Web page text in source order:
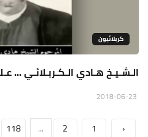
كربلائيون
الـشـيـخ هـادي الـكـربـلائـي ...
‹
1
2
...
118